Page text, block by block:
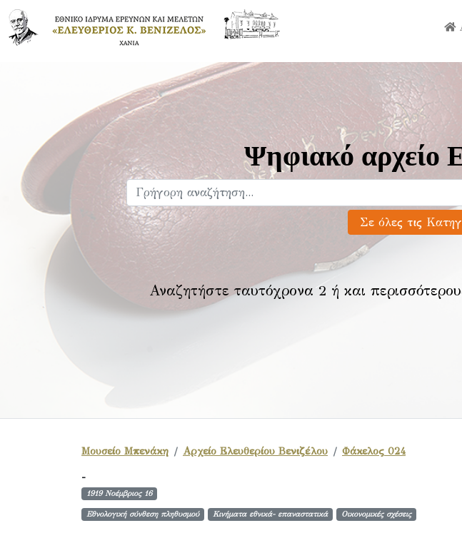
Ψηφιακό αρχείο
Αναζητήστε ταυτόχρονα 2 ή και
Μουσείο Μπενάκη Αρχείο Ελευθερίου Βενιζέλου Φάκελος 024
-
1919 Νοέμβριος 16
Εθνολογική σύνθεση πληθυσμού Κινήματα εθνικά- επαναστατικά Οικονομικές σχέσεις